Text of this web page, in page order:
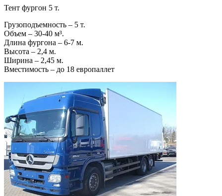
Тент фургон 5 т.
Грузоподъемность – 5 т.
Объем – 30-40 м³.
Длина фургона – 6-7 м.
Высота – 2,4 м.
Ширина – 2,45 м.
Вместимость – до 18 европаллет